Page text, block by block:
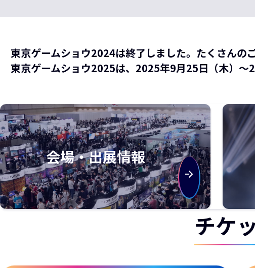
東京ゲームショウ2024は終了しました。たくさんの
東京ゲームショウ2025は、2025年9月25日（木）～
会場・出展情報
チケ